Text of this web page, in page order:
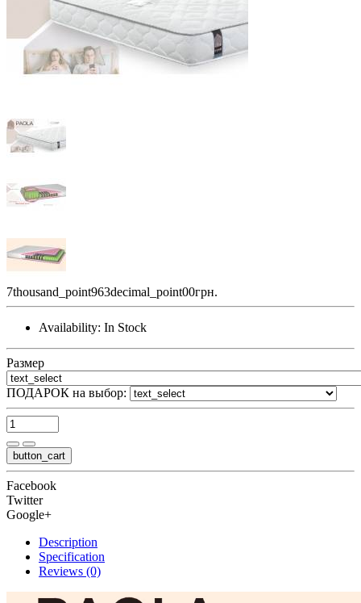
7thousand_point963decimal_point00грн.
Availability: In Stock
Размер
ПОДАРОК на выбор:
button_cart
Facebook
Twitter
Google+
Description
Specification
Reviews (0)